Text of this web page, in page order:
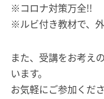
※コロナ対策万全!!
※ルビ付き教材で、
また、受講をお考え
います。
お気軽にご参加くだ